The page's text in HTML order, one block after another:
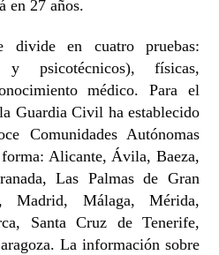
en 27 años.
divide en cuatro pruebas:
y psicotécnicos), físicas,
médico. Para el
Guardia Civil ha establecido
Comunidades Autónomas
Alicante, Ávila, Baeza,
Las Palmas de Gran
Madrid, Málaga, Mérida,
Santa Cruz de Tenerife,
La información sobre